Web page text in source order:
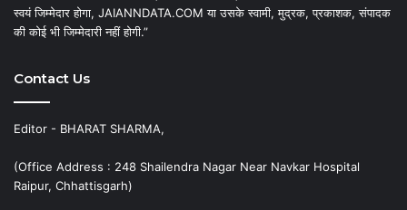
स्वयं जिम्मेदार होगा, JAIANNDATA.COM या उसके स्वामी, मुद्रक, प्रकाशक, संपादक
की कोई भी जिम्मेदारी नहीं होगी.”
Contact Us
Editor - BHARAT SHARMA,
(Office Address : 248 Shailendra Nagar Near Navkar Hospital
Raipur, Chhattisgarh)